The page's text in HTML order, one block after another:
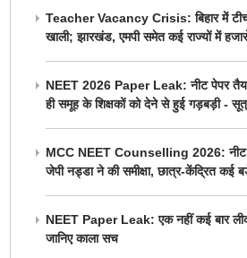
Teacher Vacancy Crisis: बिहार में
खाली; झारखंड, एमपी समेत कई राज्यों में
NEET 2026 Paper Leak: नीट पेपर
ही समूह के शिक्षकों को देने से हुई गड़बड़ी -
MCC NEET Counselling 2026:
जेपी नड्डा ने की समीक्षा, छात्र-केंद्रित कई
NEET Paper Leak: एक नहीं कई बार
जानिए काला सच